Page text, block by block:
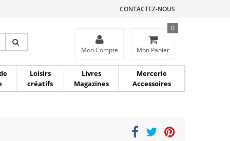
CONTACTEZ-NOUS
Mon Compte Mon Panier
0
Loisirs
créatifs
Livres
Magazines
Mercerie
Accessoires